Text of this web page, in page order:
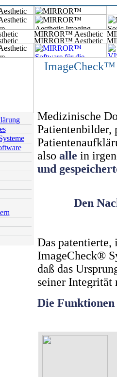
ImageCheck™
Medizinische
Patientenbilder,
also alle in
und
Den
Das
ImageCheck®
daß das
seiner
Die